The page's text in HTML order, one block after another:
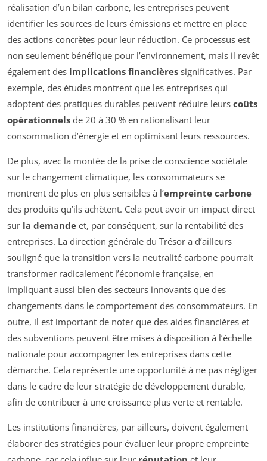
réalisation d’un bilan carbone, les entreprises peuvent
identifier les sources de leurs émissions et mettre en place
des actions concrètes pour leur réduction. Ce processus est
non seulement bénéfique pour l’environnement, mais il revêt
également des implications financières significatives. Par
exemple, des études montrent que les entreprises qui
adoptent des pratiques durables peuvent réduire leurs coûts
opérationnels de 20 à 30 % en rationalisant leur
consommation d’énergie et en optimisant leurs ressources.
De plus, avec la montée de la prise de conscience sociétale
sur le changement climatique, les consommateurs se
montrent de plus en plus sensibles à l’empreinte carbone
des produits qu’ils achètent. Cela peut avoir un impact direct
sur la demande et, par conséquent, sur la rentabilité des
entreprises. La direction générale du Trésor a d’ailleurs
souligné que la transition vers la neutralité carbone pourrait
transformer radicalement l’économie française, en
impliquant aussi bien des secteurs innovants que des
changements dans le comportement des consommateurs. En
outre, il est important de noter que des aides financières et
des subventions peuvent être mises à disposition à l’échelle
nationale pour accompagner les entreprises dans cette
démarche. Cela représente une opportunité à ne pas négliger
dans le cadre de leur stratégie de développement durable,
afin de contribuer à une croissance plus verte et rentable.
Les institutions financières, par ailleurs, doivent également
élaborer des stratégies pour évaluer leur propre empreinte